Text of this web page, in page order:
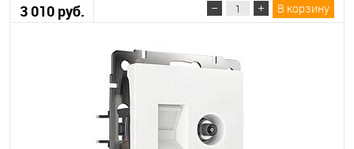
3 010 руб. В корзину